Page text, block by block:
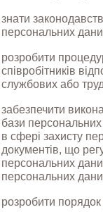
знати
персональних
розробити
співробітників
службових або
забезпечити
бази
в сфері захисту
документів, що
персональних
персональних
розробити